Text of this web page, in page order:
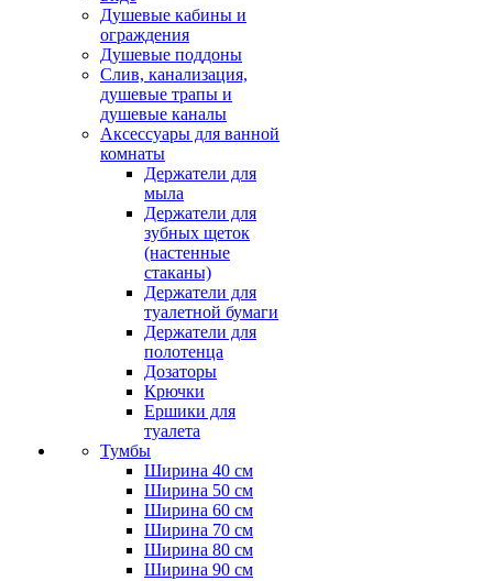
Душевые кабины и
ограждения
Душевые поддоны
Слив, канализация,
душевые трапы и
душевые каналы
Аксессуары для ванной
комнаты
Держатели для
мыла
Держатели для
зубных щеток
(настенные
стаканы)
Держатели для
туалетной бумаги
Держатели для
полотенца
Дозаторы
Крючки
Ершики для
туалета
Тумбы
Ширина 40 см
Ширина 50 см
Ширина 60 см
Ширина 70 см
Ширина 80 см
Ширина 90 см